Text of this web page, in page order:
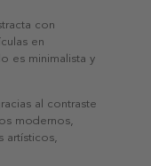
con
en
es minimalista y
al contraste
modernos,
artísticos,